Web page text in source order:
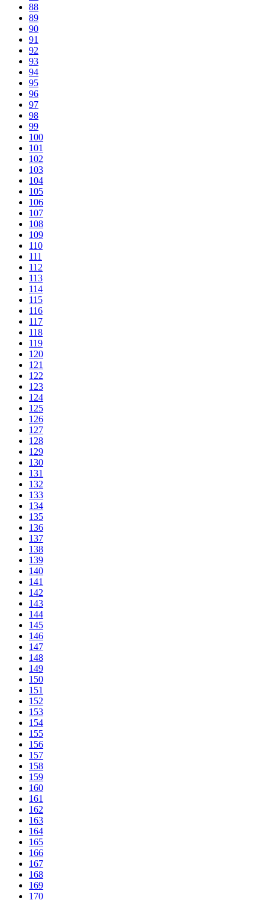
88
89
90
91
92
93
94
95
96
97
98
99
100
101
102
103
104
105
106
107
108
109
110
111
112
113
114
115
116
117
118
119
120
121
122
123
124
125
126
127
128
129
130
131
132
133
134
135
136
137
138
139
140
141
142
143
144
145
146
147
148
149
150
151
152
153
154
155
156
157
158
159
160
161
162
163
164
165
166
167
168
169
170